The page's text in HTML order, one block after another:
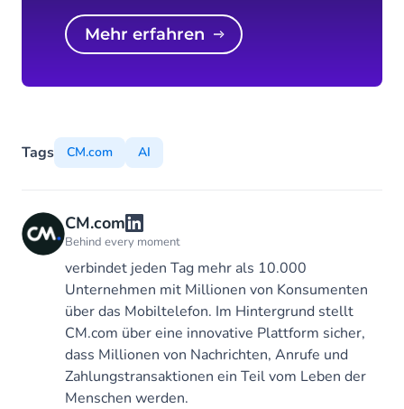
mehr erfahren
Tags CM.com AI
CM.com
Behind every moment
verbindet jeden Tag mehr als 10.000
Unternehmen mit Millionen von Konsumenten
über das Mobiltelefon. Im Hintergrund stellt
CM.com über eine innovative Plattform sicher,
dass Millionen von Nachrichten, Anrufe und
Zahlungstransaktionen ein Teil vom Leben der
Menschen werden.